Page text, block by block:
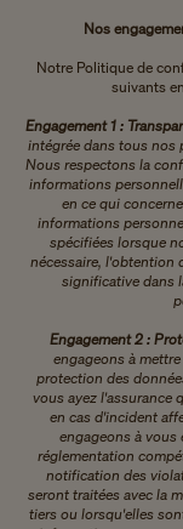
Nos
Notre Politique de
suivants
Engagement 1 :
intégrée dans tous nos
Nous respectons la
informations
en ce qui
informations
spécifiées lorsque
nécessaire, l'obtention
significative dans
Engagement 2 :
engageons à
protection des
vous ayez l'assurance
en cas d'incident
engageons à
réglementation
notification des
seront traitées avec la
tiers ou lorsqu'elles